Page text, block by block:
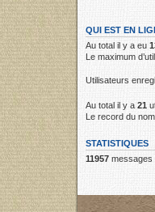
QUI EST EN
Au total il y a eu
Le maximum
Utilisateurs
Au total il y a 21
Le record du
STATISTIQUES
11957 messages